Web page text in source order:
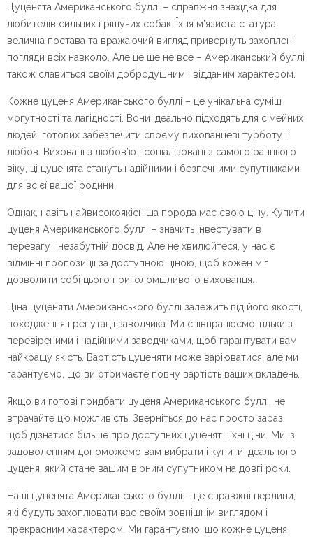
Цуценята Американського буллі – справжня знахідка для
любителів сильних і рішучих собак. Їхня м’язиста статура,
велична постава та вражаючий вигляд привернуть захоплені
погляди всіх навколо. Але це ще не все – Американський буллі
також славиться своїм добродушним і відданим характером.
Кожне цуценя Американського буллі – це унікальна суміш
могутності та лагідності. Вони ідеально підходять для сімейних
людей, готових забезпечити своєму вихованцеві турботу і
любов. Виховані з любов’ю і соціалізовані з самого раннього
віку, ці цуценята стануть надійними і безпечними супутниками
для всієї вашої родини.
Однак, навіть найвисокоякісніша порода має свою ціну. Купити
цуценя Американського буллі – значить інвестувати в
перевагу і незабутній досвід. Але не хвилюйтеся, у нас є
відмінні пропозиції за доступною ціною, щоб кожен міг
дозволити собі цього приголомшливого вихованця.
Ціна цуценяти Американського буллі залежить від його якості,
походження і репутації заводчика. Ми співпрацюємо тільки з
перевіреними і надійними заводчиками, щоб гарантувати вам
найкращу якість. Вартість цуценяти може варіюватися, але ми
гарантуємо, що ви отримаєте повну вартість ваших вкладень.
Якщо ви готові придбати цуценя Американського буллі, не
втрачайте цю можливість. Зверніться до нас просто зараз,
щоб дізнатися більше про доступних цуценят і їхні ціни. Ми із
задоволенням допоможемо вам вибрати і купити ідеального
цуценя, який стане вашим вірним супутником на довгі роки.
Наші цуценята Американського буллі – це справжні перлини,
які будуть захоплювати вас своїм зовнішнім виглядом і
прекрасним характером. Ми гарантуємо, що кожне цуценя